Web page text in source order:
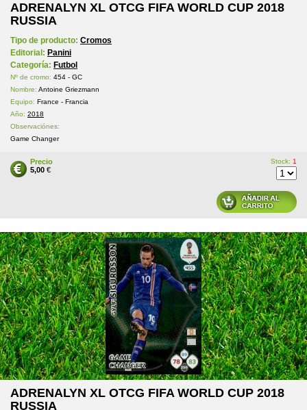
ADRENALYN XL OTCG FIFA WORLD CUP 2018
RUSSIA
Tipo de producto: Cromos
Editorial: Panini
Categoría: Futbol
Nº de cromo: 454 - GC
Nombre: Antoine Griezmann
Equipo: France - Francia
Año: 2018
Observaciónes:
Game Changer
Precio
5,00 €
Stock: 1
ADRENALYN XL OTCG FIFA WORLD CUP 2018
RUSSIA